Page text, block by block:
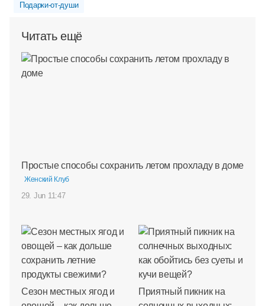
Подарки-от-души
Читать ещё
Простые способы сохранить летом прохладу в доме
Женский Клуб
29. Jun 11:47
Сезон местных ягод и
Приятный пикник на